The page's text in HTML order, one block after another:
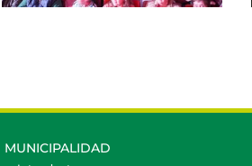
MUNICIPALIDAD